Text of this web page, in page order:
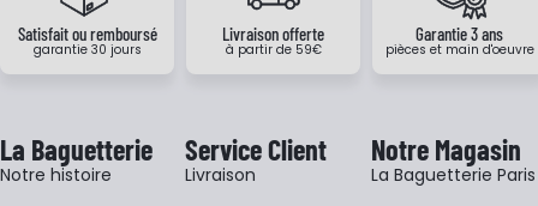
Satisfait ou remboursé
garantie 30 jours
Livraison offerte
à partir de 59€
Garantie 3 ans
pièces et main d'oeuvre
La Baguetterie
Notre histoire
Service Client
Livraison
Notre Magasin
La Baguetterie Paris